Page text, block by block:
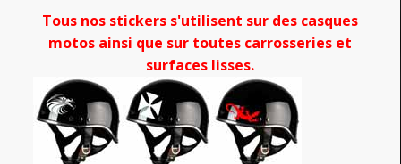
Tous nos stickers s'utilisent sur des casques
motos ainsi que sur toutes carrosseries et
surfaces lisses.